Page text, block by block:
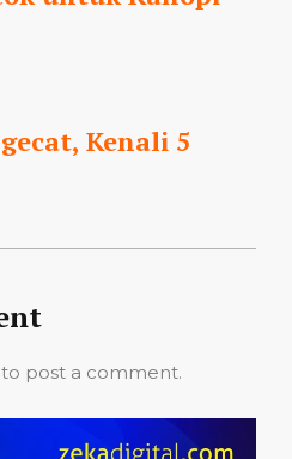
Kenali 5
to post a comment.